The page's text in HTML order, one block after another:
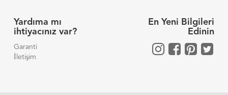
Yardıma mı
ihtiyacınız var?
Garanti
İletişim
En Yeni Bilgileri
Edinin